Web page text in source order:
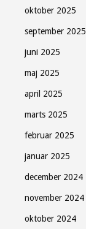
oktober 2025
september 2025
juni 2025
maj 2025
april 2025
marts 2025
februar 2025
januar 2025
december 2024
november 2024
oktober 2024